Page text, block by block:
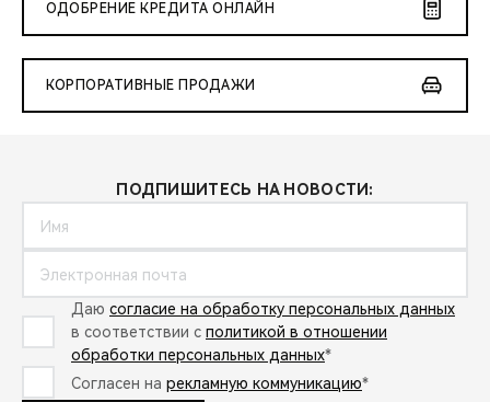
ОДОБРЕНИЕ КРЕДИТА ОНЛАЙН
КОРПОРАТИВНЫЕ ПРОДАЖИ
ПОДПИШИТЕСЬ НА НОВОСТИ:
Даю согласие на обработку персональных данных
в соответствии с политикой в отношении
обработки персональных данных*
Согласен на рекламную коммуникацию*